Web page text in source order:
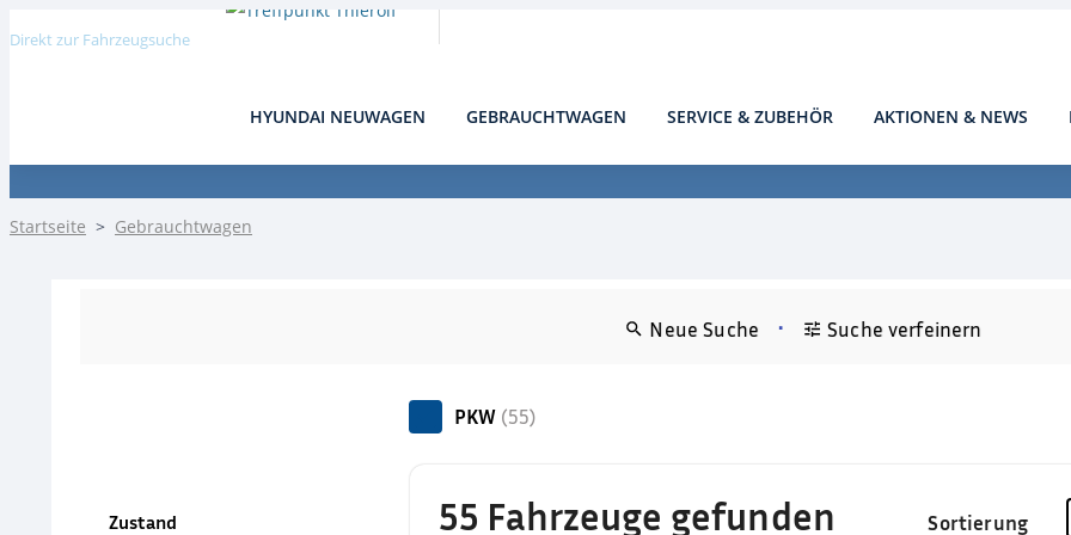
Direkt zur Fahrzeugsuche
HYUNDAI NEUWAGEN GEBRAUCHTWAGEN SERVICE & ZUBEHÖR AKTIONEN & NEWS
Startseite > Gebrauchtwagen
Neue Suche • Suche verfeinern
PKW (55)
Zustand 55 Fahrzeuge gefunden Sortierung